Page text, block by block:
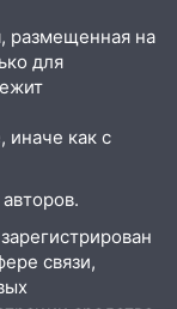
размещенная на
для
иначе как с
связи,